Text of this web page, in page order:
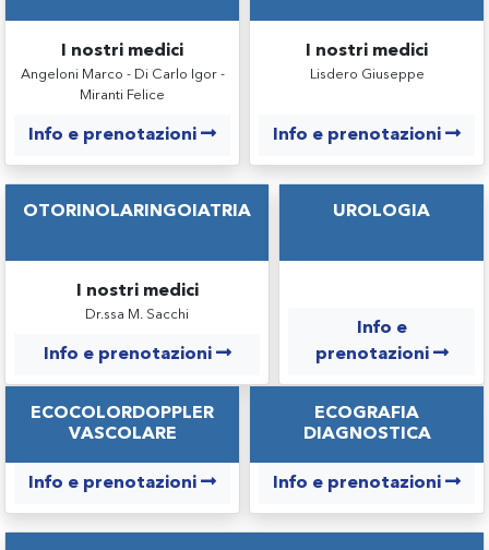
I nostri medici
Angeloni Marco - Di Carlo Igor -
Miranti Felice
Info e prenotazioni
I nostri medici
Lisdero Giuseppe
Info e prenotazioni
OTORINOLARINGOIATRIA
I nostri medici
Dr.ssa M. Sacchi
Info e prenotazioni
UROLOGIA
Info e
prenotazioni
ECOCOLORDOPPLER
VASCOLARE
Info e prenotazioni
ECOGRAFIA
DIAGNOSTICA
Info e prenotazioni